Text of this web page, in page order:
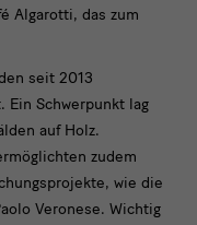
Algarotti, das zum
seit 2013
Ein Schwerpunkt lag
auf Holz.
zudem
wie die
Veronese. Wichtig